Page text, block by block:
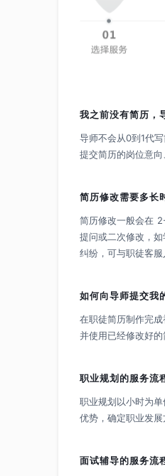
我之前没有简历，
导师不会从0到1代
提交简历的岗位意
简历修改需要多长
简历修改一般会在
提问或二次修改，
纠纷，可与职徒客服
如何向导师提交我
在职徒简历制作完
并使用已经修改好的
职业规划的服务流
职业规划以小时为
优势，确定职业发
面试辅导的服务流